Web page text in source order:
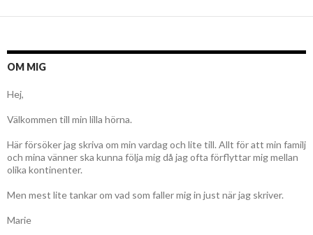
OM MIG
Hej,
Välkommen till min lilla hörna.
Här försöker jag skriva om min vardag och lite till. Allt för att min familj
och mina vänner ska kunna följa mig då jag ofta förflyttar mig mellan
olika kontinenter.
Men mest lite tankar om vad som faller mig in just när jag skriver.
Marie